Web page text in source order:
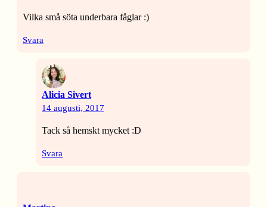
Vilka små söta underbara fåglar :)
Svara
Alicia Sivert
14 augusti, 2017
Tack så hemskt mycket :D
Svara